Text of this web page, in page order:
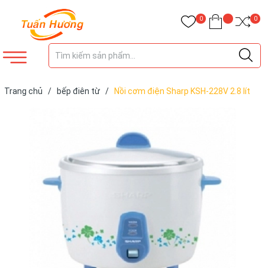
0 0
Trang chủ / bếp điên từ / Nồi cơm điện Sharp KSH-228V 2.8 lít